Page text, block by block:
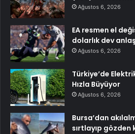
Ağustos 6, 2026
EA resmen el
dolarlık dev
Ağustos 6, 2026
Türkiye’de
Hızla Büyüyor
Ağustos 6, 2026
Bursa’dan
sırtlayıp gözden